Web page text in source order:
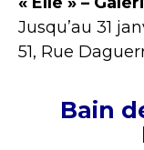
Jusqu’au 31
51, Rue
Bain